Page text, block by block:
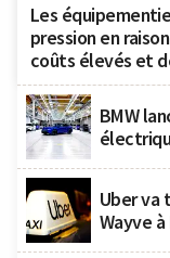
Les
pression en
coûts élevés et
BMW
Uber va
Wayve